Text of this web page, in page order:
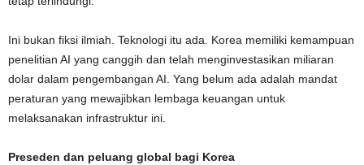
Ini bukan fiksi ilmiah. Teknologi itu ada. Korea memiliki kemampuan
penelitian AI yang canggih dan telah menginvestasikan miliaran
dolar dalam pengembangan AI. Yang belum ada adalah mandat
peraturan yang mewajibkan lembaga keuangan untuk
melaksanakan infrastruktur ini.
Preseden dan peluang global bagi Korea